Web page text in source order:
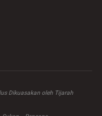
Dikuasakan oleh Tijarah